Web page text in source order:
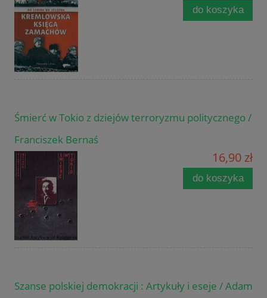
do koszyka
Śmierć w Tokio z dziejów terroryzmu politycznego /
Franciszek Bernaś
16,90 zł
do koszyka
Szanse polskiej demokracji : Artykuły i eseje / Adam